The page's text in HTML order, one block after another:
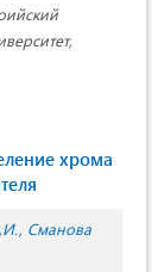
хрома
Сманова